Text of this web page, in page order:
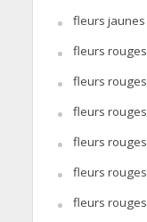
fleurs jaunes
fleurs rouges
fleurs rouges
fleurs rouges
fleurs rouges
fleurs rouges
fleurs rouges